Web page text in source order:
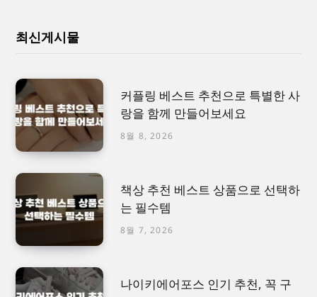
최신게시물
커플링 베스트 추천으로 특별한 사
랑을 함께 만들어보세요
8월 8, 2026
책상 추천 베스트 상품으로 선택하
는 필수템
8월 7, 2026
나이키에어포스 인기 추천, 꼭 구